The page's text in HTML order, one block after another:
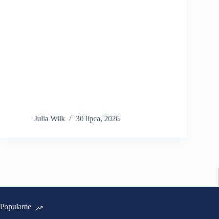
Julia Wilk 30 lipca, 2026
Popularne